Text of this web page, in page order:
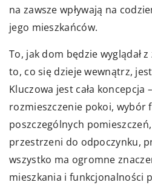
na zawsze wpływają na
jego mieszkańców.
To, jak dom będzie wyglądał
to, co się dzieje wewnątrz,
Kluczowa jest cała koncepcja
rozmieszczenie pokoi, wybór
poszczególnych
przestrzeni do odpoczynku,
wszystko ma ogromne
mieszkania i funkcjonalności